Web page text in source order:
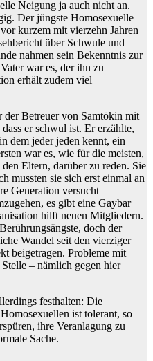
Neigung ja auch nicht an.
Der jüngste Homosexuelle
kurzem mit vierzehn Jahren
über Schwule und
nahmen sein Bekenntnis zur
war es, der ihn zu
erhält zudem viel
der Betreuer von Samtökin mit
er schwul ist. Er erzählte,
dem jeder jeden kennt, ein
war es, wie für die meisten,
Eltern, darüber zu reden. Sie
mussten sie sich erst einmal an
Generation versucht
es gibt eine Gaybar
hilft neuen Mitgliedern.
doch der
Wandel seit den vierziger
beigetragen. Probleme mit
– nämlich gegen hier
festhalten: Die
ist tolerant, so
ihre Veranlagung zu
Sache.